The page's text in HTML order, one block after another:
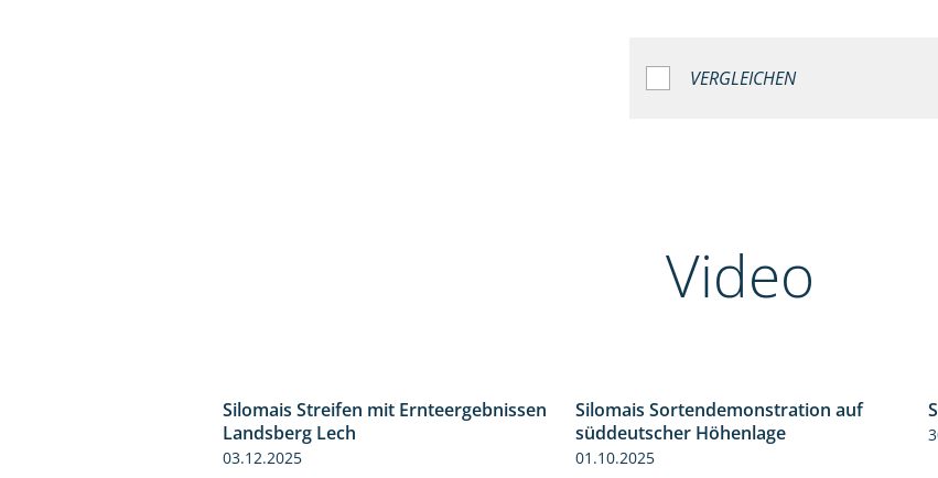
VERGLEICHEN
Video
Silomais Streifen mit Ernteergebnissen
Landsberg Lech
03.12.2025
Silomais Sortendemonstration auf
süddeutscher Höhenlage
01.10.2025